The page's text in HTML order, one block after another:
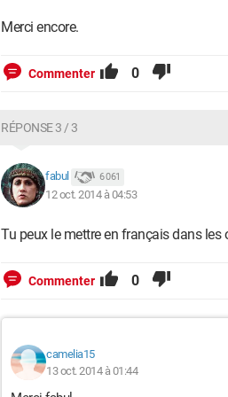
Merci encore.
Commenter 0
RÉPONSE 3 / 3
fabul 6 061
12 oct. 2014 à 04:53
Tu peux le mettre en français dans les
Commenter 0
camelia15
13 oct. 2014 à 01:44